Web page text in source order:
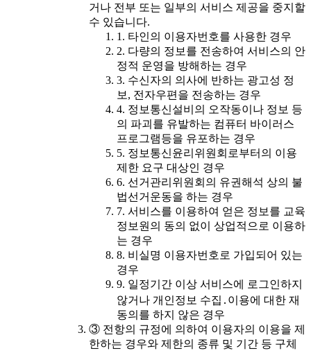
거나 전부 또는 일부의 서비스 제공을 중지할
수 있습니다.
1. 타인의 이용자번호를 사용한 경우
2. 다량의 정보를 전송하여 서비스의 안
정적 운영을 방해하는 경우
3. 수신자의 의사에 반하는 광고성 정
보, 전자우편을 전송하는 경우
4. 정보통신설비의 오작동이나 정보 등
의 파괴를 유발하는 컴퓨터 바이러스
프로그램등을 유포하는 경우
5. 정보통신윤리위원회로부터의 이용
제한 요구 대상인 경우
6. 선거관리위원회의 유권해석 상의 불
법선거운동을 하는 경우
7. 서비스를 이용하여 얻은 정보를 교육
정보원의 동의 없이 상업적으로 이용하
는 경우
8. 비실명 이용자번호로 가입되어 있는
경우
9. 일정기간 이상 서비스에 로그인하지
않거나 개인정보 수집․이용에 대한 재
동의를 하지 않은 경우
③ 전항의 규정에 의하여 이용자의 이용을 제
한하는 경우와 제한의 종류 및 기간 등 구체